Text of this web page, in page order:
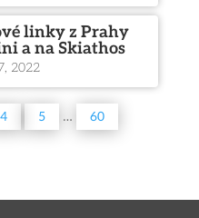
linky z Prahy
a na Skiathos
2022
4 5 … 60